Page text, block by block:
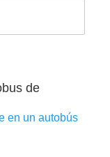
en un autobús